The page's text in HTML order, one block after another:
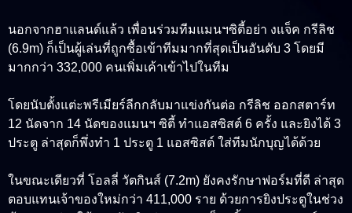
นอกจากฮาแลนด์แล้ว เพื่อนร่วมทีมแมนฯซิตี้อย่า งแจ็ค กรีลิช
(6.9m) ก็เป็นผู้เล่นที่ถูกซื้อเข้าทีมมากที่สุดเป็นอันดับ 3 โดยมี
มากกว่า 332,000 คนเพิ่มเค้าเข้าไปในทีม
โดยนับตั้งแต่ะพรีเมียร์ลีกกลับมาแข่งกันต่อ กรีลิช ออกสตาร์ท
12 นัดจาก 14 นัดของแมนฯ ซิตี้ ทำแอสซิสต์ 6 ครั้ง และยิงได้ 3
ประตู ล่าสุดก็พึ่งทำ 1 ประตู 1 แอสซิสต์ ใส่ทีมนักบุญได้ด้วย
ในขณะเดียวที่ โอลลี่ วัตกินส์ (7.2m) ยังคงรักษาฟอร์มที่ดี ล่าสุด
ตอบแทนเจ้าของใหม่กว่า 411,000 ราย ด้วยการยิงประตูในช่วง